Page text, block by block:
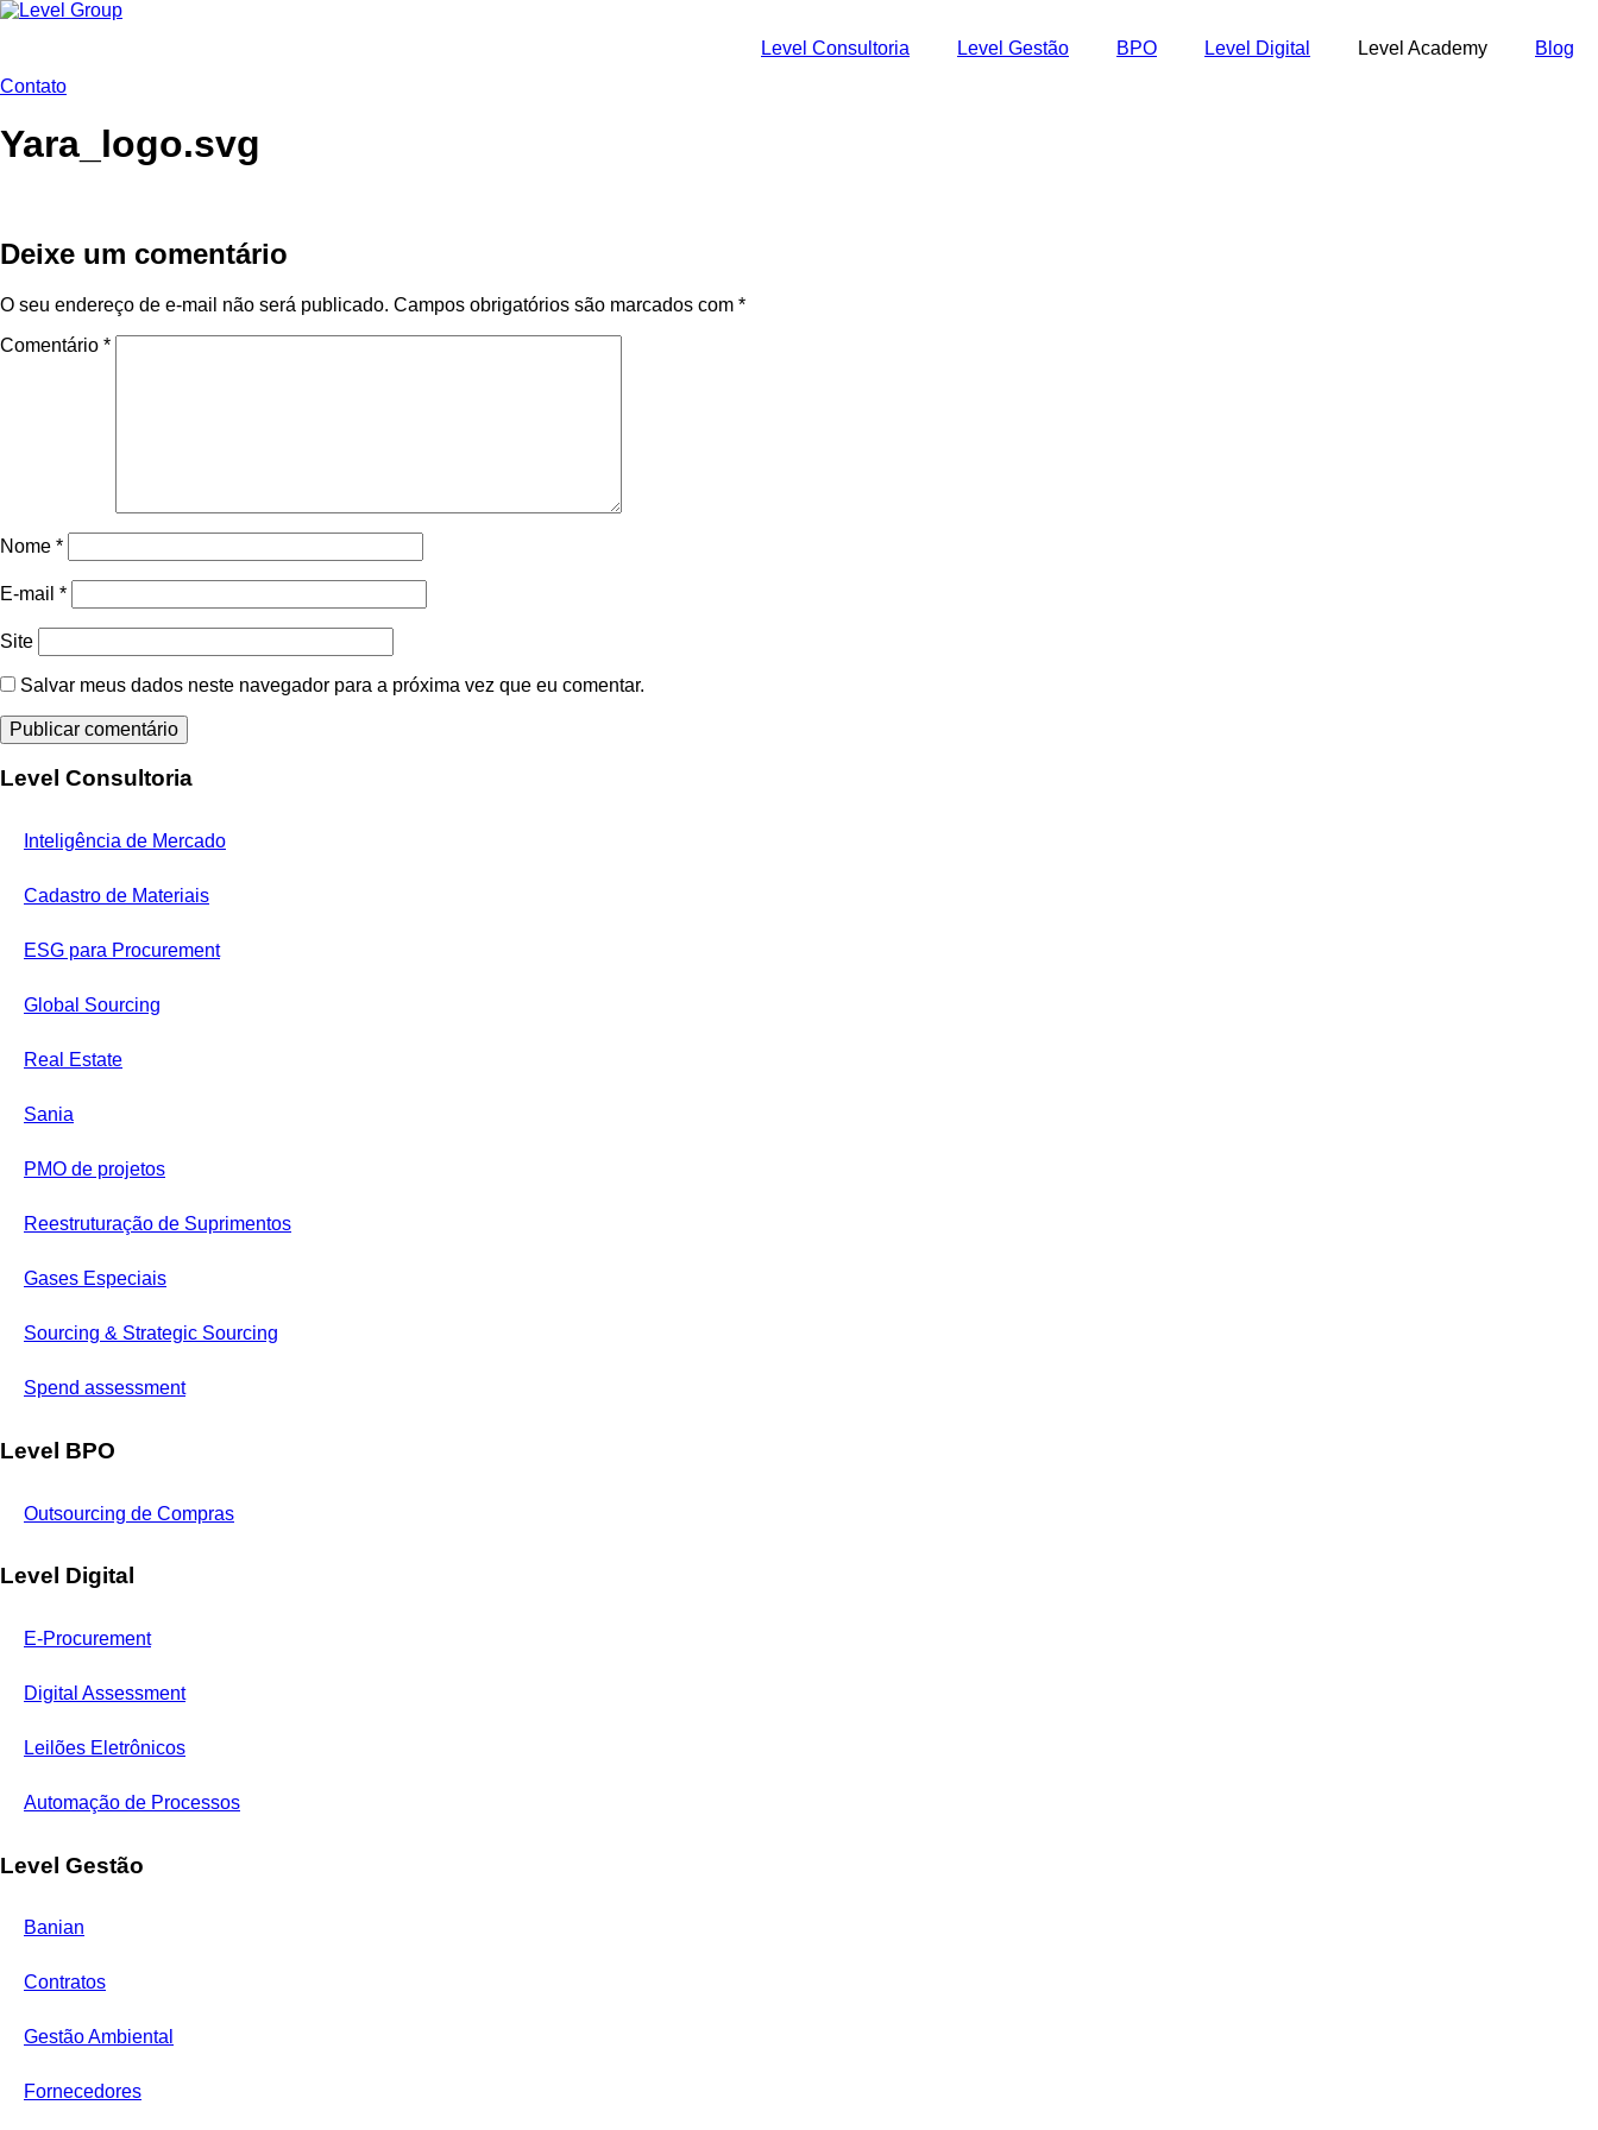
Ir
Level Consultoria Level Gestão BPO Level Digital Level Academy
Blog
Contato
Yara_logo.svg
Deixe um comentário
O seu endereço de e-mail não será publicado. Campos obrigatórios são marcados com *
Comentário *
Nome *
E-mail *
Site
Salvar meus dados neste navegador para a próxima vez que eu comentar.
Level Consultoria
Inteligência de Mercado
Cadastro de Materiais
ESG para Procurement
Global Sourcing
Real Estate
Sania
PMO de projetos
Reestruturação de Suprimentos
Gases Especiais
Sourcing & Strategic Sourcing
Spend assessment
Level BPO
Outsourcing de Compras
Level Digital
E-Procurement
Digital Assessment
Leilões Eletrônicos
Automação de Processos
Level Gestão
Banian
Contratos
Gestão Ambiental
Fornecedores